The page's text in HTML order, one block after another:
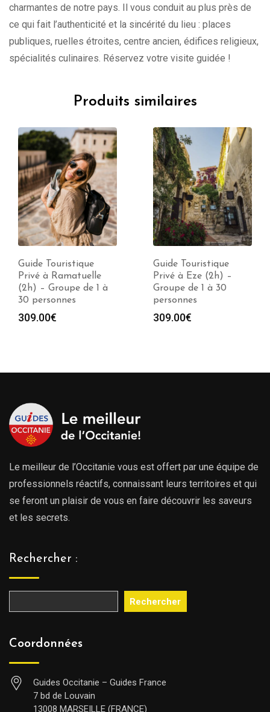
charmantes de notre pays. Il vous conduit au plus près de
ce qui fait l’authenticité et la sincérité du lieu : places
publiques, ruelles étroites, centre ancien, édifices religieux,
spécialités culinaires. Réservez votre visite guidée !
Produits similaires
Guide Touristique
Privé à Ramatuelle
(2h) – Groupe de 1 à
30 personnes
309.00€
Guide Touristique
Privé à Eze (2h) –
Groupe de 1 à 30
personnes
309.00€
Le meilleur de l’Occitanie vous est offert par une équipe de
professionnels réactifs, connaissant leurs territoires et qui
se feront un plaisir de vous en faire découvrir les saveurs
et les secrets.
Rechercher :
Rechercher
Coordonnées
Guides Occitanie – Guides France
7 bd de Louvain
13008 MARSEILLE (FRANCE)